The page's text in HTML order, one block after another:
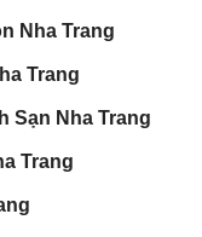
Nha Trang
Trang
Sạn Nha Trang
Trang